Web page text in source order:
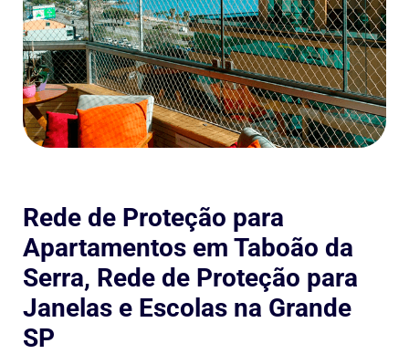
Rede de Proteção para
Apartamentos em Taboão da
Serra, Rede de Proteção para
Janelas e Escolas na Grande
SP